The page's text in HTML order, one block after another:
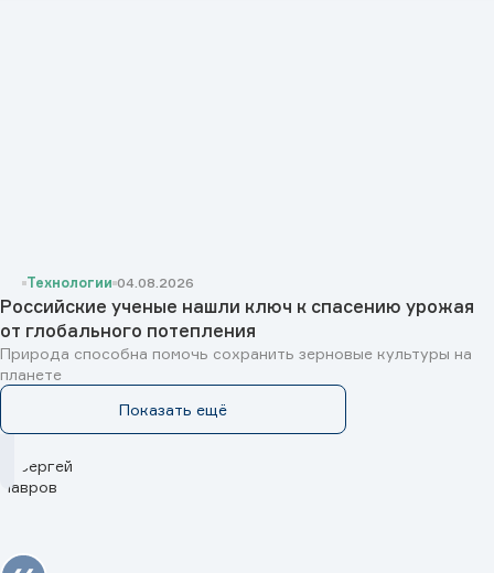
Технологии 04.08.2026
Российские ученые нашли ключ к спасению урожая
от глобального потепления
Природа способна помочь сохранить зерновые культуры на
планете
Показать ещё